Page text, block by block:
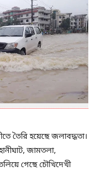
তৈরি হয়েছে জলাবদ্ধতা।
জামতলা,
গেছে চৌখিদেখী